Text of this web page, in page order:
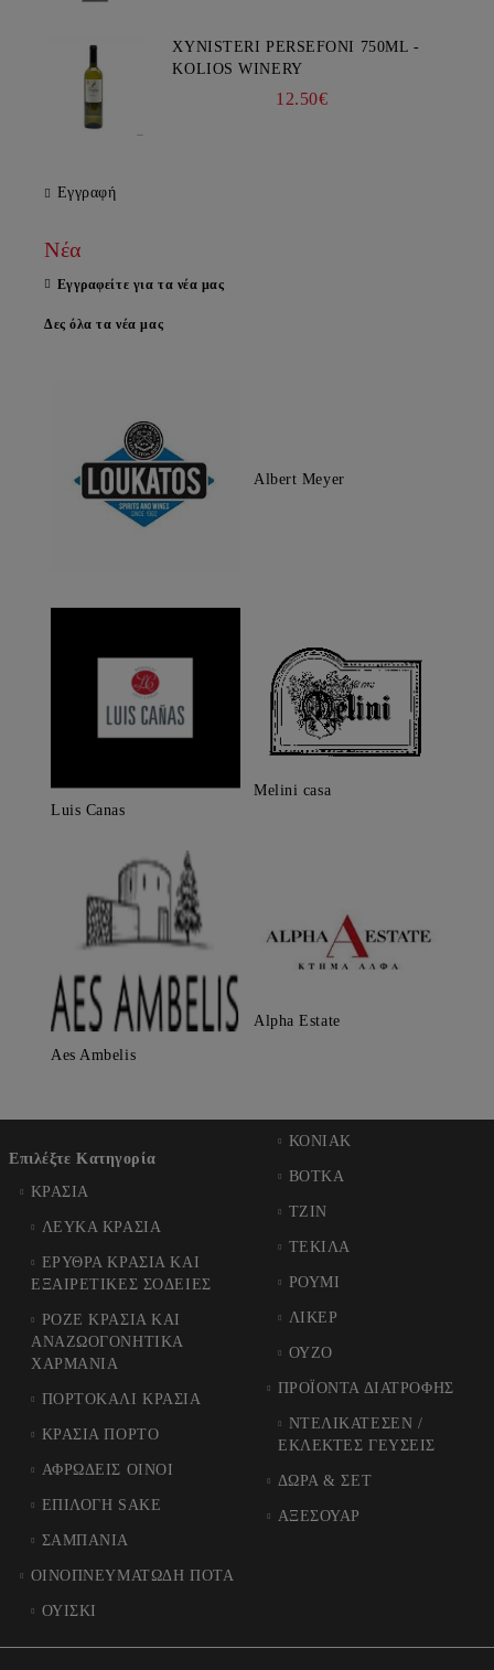
XYNISTERI PERSEFONI 750ML -
KOLIOS WINERY
12.50€
Εγγραφή
Νέα
Εγγραφείτε για τα νέα μας
Δες όλα τα νέα μας
Albert Meyer
Luis Canas
Melini casa
Aes Ambelis
Alpha Estate
Επιλέξτε Κατηγορία
ΚΡΑΣΙΑ
ΛΕΥΚΑ ΚΡΑΣΙΑ
ΕΡΥΘΡΑ ΚΡΑΣΙΑ ΚΑΙ
ΕΞΑΙΡΕΤΙΚΕΣ ΣΟΔΕΙΕΣ
ΡΟΖΕ ΚΡΑΣΙΑ ΚΑΙ
ΑΝΑΖΩΟΓΟΝΗΤΙΚΑ
ΧΑΡΜΑΝΙΑ
ΠΟΡΤΟΚΑΛΙ ΚΡΑΣΙΑ
ΚΡΑΣΙΑ ΠΟΡΤΟ
ΑΦΡΩΔΕΙΣ ΟΙΝΟΙ
ΕΠΙΛΟΓΗ SAKE
ΣΑΜΠΑΝΙΑ
ΟΙΝΟΠΝΕΥΜΑΤΩΔΗ ΠΟΤΑ
ΟΥΙΣΚΙ
ΚΟΝΙΑΚ
ΒΟΤΚΑ
ΤΖΙΝ
ΤΕΚΙΛΑ
ΡΟΥΜΙ
ΛΙΚΕΡ
ΟΥΖΟ
ΠΡΟΪΟΝΤΑ ΔΙΑΤΡΟΦΗΣ
ΝΤΕΛΙΚΑΤΕΣΕΝ /
ΕΚΛΕΚΤΕΣ ΓΕΥΣΕΙΣ
ΔΩΡΑ & ΣΕΤ
ΑΞΕΣΟΥΑΡ